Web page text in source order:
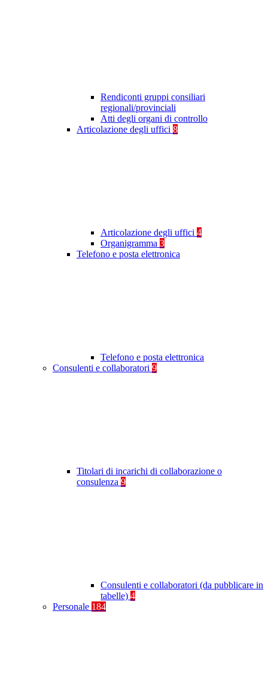
Rendiconti gruppi consiliari
regionali/provinciali
Atti degli organi di controllo
Articolazione degli uffici 8
Articolazione degli uffici 4
Organigramma 3
Telefono e posta elettronica
Telefono e posta elettronica
Consulenti e collaboratori 9
Titolari di incarichi di collaborazione o
consulenza 9
Consulenti e collaboratori (da pubblicare in
tabelle) 4
Personale 184